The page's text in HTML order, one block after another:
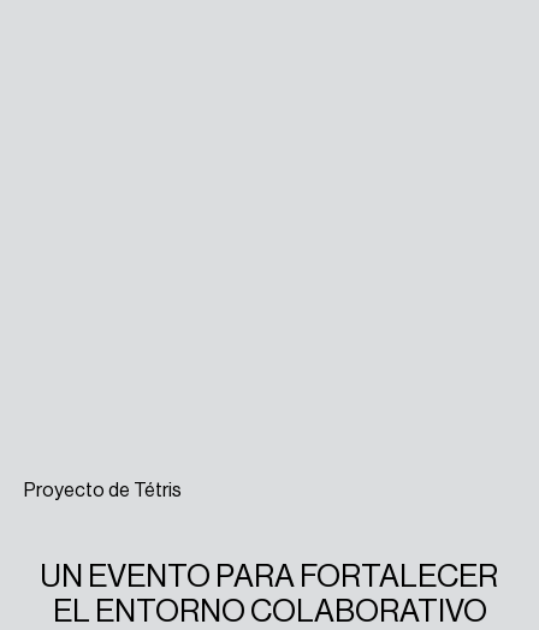
Proyecto de Tétris
UN EVENTO PARA FORTALECER
EL ENTORNO COLABORATIVO